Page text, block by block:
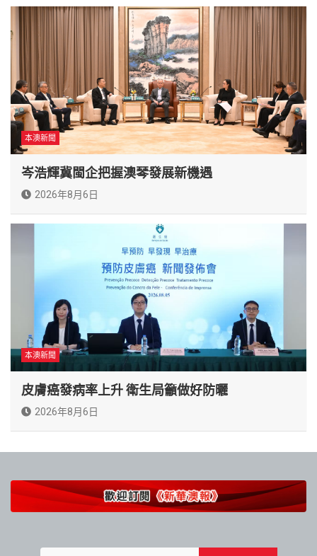
本澳新聞
岑浩輝冀閩企把握澳琴發展新機遇
2026年8月6日
本澳新聞
皮膚癌發病率上升 衛生局籲做好防曬
2026年8月6日